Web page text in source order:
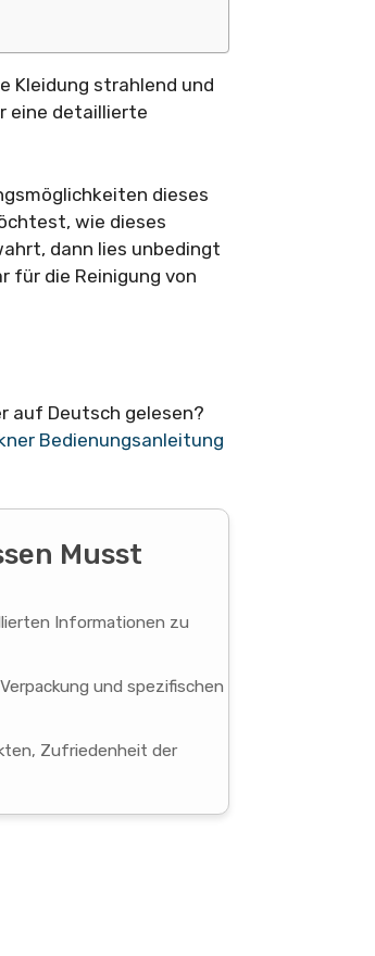
Kleidung strahlend und
eine detaillierte
dieses
wie dieses
dann lies unbedingt
für die Reinigung von
auf Deutsch gelesen?
Bedienungsanleitung
Musst
Informationen zu
und spezifischen
Zufriedenheit der